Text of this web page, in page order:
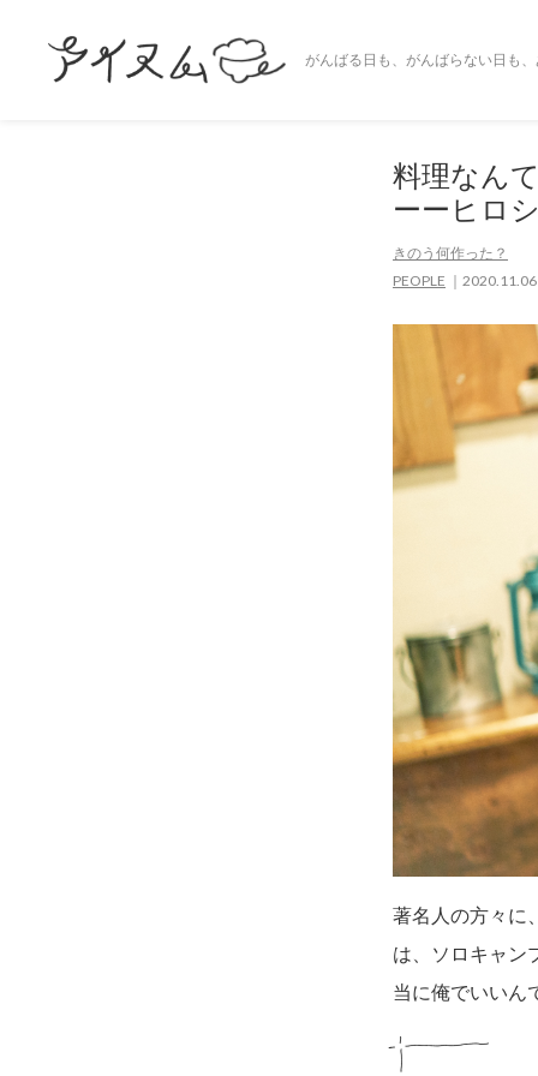
がんばる日も、がんばらない日も
料理なん
ーーヒロ
きのう何作った？
PEOPLE
2020.11.06
著名人の方々に
は、ソロキャン
当に俺でいいん